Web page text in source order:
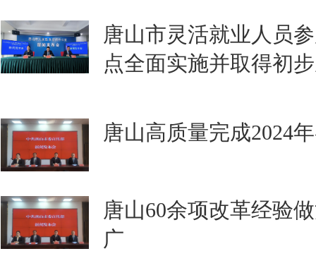
唐山市灵活就业人员
点全面实施并取得初
唐山高质量完成2024
唐山60余项改革经验
广